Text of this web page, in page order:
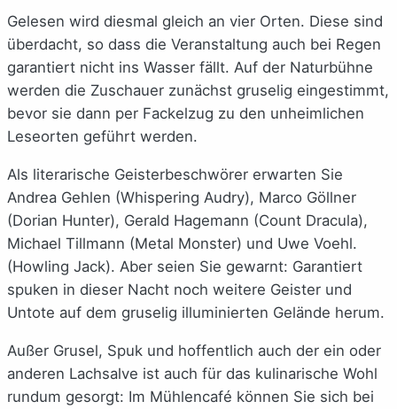
Gelesen wird diesmal gleich an vier Orten. Diese sind
überdacht, so dass die Veranstaltung auch bei Regen
garantiert nicht ins Wasser fällt. Auf der Naturbühne
werden die Zuschauer zunächst gruselig eingestimmt,
bevor sie dann per Fackelzug zu den unheimlichen
Leseorten geführt werden.
Als literarische Geisterbeschwörer erwarten Sie
Andrea Gehlen (Whispering Audry), Marco Göllner
(Dorian Hunter), Gerald Hagemann (Count Dracula),
Michael Tillmann (Metal Monster) und Uwe Voehl.
(Howling Jack). Aber seien Sie gewarnt: Garantiert
spuken in dieser Nacht noch weitere Geister und
Untote auf dem gruselig illuminierten Gelände herum.
Außer Grusel, Spuk und hoffentlich auch der ein oder
anderen Lachsalve ist auch für das kulinarische Wohl
rundum gesorgt: Im Mühlencafé können Sie sich bei